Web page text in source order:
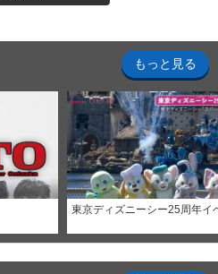
もっと見る
東京ディズニーシー25周年イ